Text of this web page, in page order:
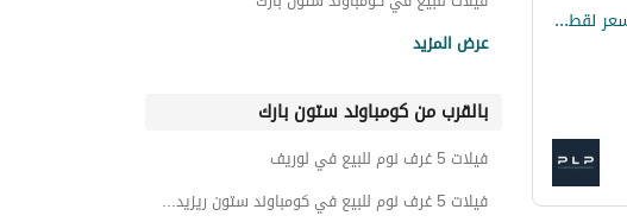
فيلا ستاند الون للبيع استلام فوري متشطب بالكامل بسعر لقطه في كمبوند ستون بارك stone park
توين هاوس للبيع في كومباوند ستون بارك
دوبليكس للبيع في كومباوند ستون بارك
بنتهاوس للبيع في كومباوند ستون بارك
عرض المزيد
بالقرب من كومباوند ستون بارك
فيلات 5 غرف نوم للبيع في لوريف
فيلات 5 غرف نوم للبيع في كومباوند ستون ريزيدنس